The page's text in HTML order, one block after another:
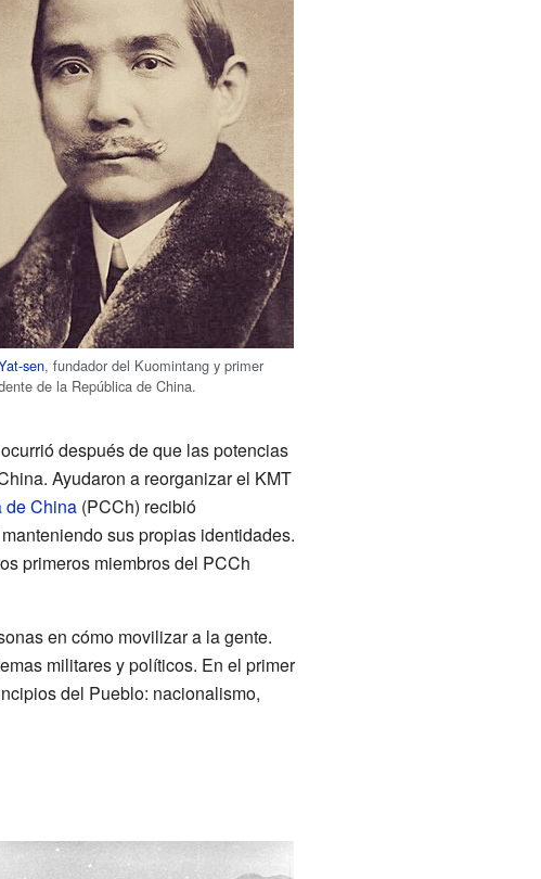
sen, fundador del Kuomintang y primer
de la República de China.
después de que las potencias
Ayudaron a reorganizar el KMT
de China(PCCh) recibió
sus propias identidades.
primeros miembros del PCCh
en cómo movilizar a la gente.
militares y políticos. En el primer
del Pueblo: nacionalismo,